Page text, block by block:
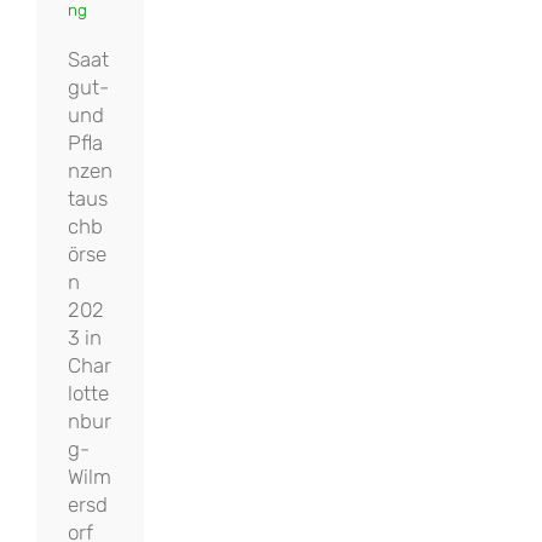
ng
Saat
gut-
und
Pfla
nzen
taus
chb
örse
n
202
3 in
Char
lotte
nbur
g-
Wilm
ersd
orf